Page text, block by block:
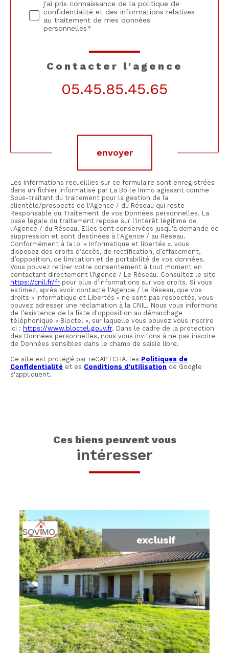
j'ai pris connaissance de la politique de
confidentialité et des informations relatives
au traitement de mes données
personnelles*
contacter l'agence
05.45.85.45.65
envoyer
Les informations recueillies sur ce formulaire sont enregistrées
dans un fichier informatisé par La Boite Immo agissant comme
Sous-traitant du traitement pour la gestion de la
clientèle/prospects de l'Agence / du Réseau qui reste
Responsable du Traitement de vos Données personnelles. La
base légale du traitement repose sur l'intérêt légitime de
l'Agence / du Réseau. Elles sont conservées jusqu'à demande de
suppression et sont destinées à l'Agence / au Réseau.
Conformément à la loi « informatique et libertés », vous
disposez des droits d’accès, de rectification, d’effacement,
d’opposition, de limitation et de portabilité de vos données.
Vous pouvez retirer votre consentement à tout moment en
contactant directement l’Agence / Le Réseau. Consultez le site
https://cnil.fr/fr pour plus d’informations sur vos droits. Si vous
estimez, après avoir contacté l'Agence / le Réseau, que vos
droits « Informatique et Libertés » ne sont pas respectés, vous
pouvez adresser une réclamation à la CNIL. Nous vous informons
de l’existence de la liste d'opposition au démarchage
téléphonique « Bloctel », sur laquelle vous pouvez vous inscrire
ici : https://www.bloctel.gouv.fr. Dans le cadre de la protection
des Données personnelles, nous vous invitons à ne pas inscrire
de Données sensibles dans le champ de saisie libre.
Ce site est protégé par reCAPTCHA, les Politiques de
Confidentialité et es Conditions d'utilisation de Google
s'appliquent.
ces biens peuvent vous
intéresser
exclusif
voir le bien